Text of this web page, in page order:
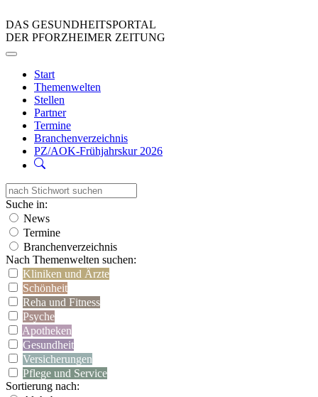
DAS GESUNDHEITSPORTAL
DER PFORZHEIMER ZEITUNG
Start
Themenwelten
Stellen
Partner
Termine
Branchenverzeichnis
PZ/AOK-Frühjahrskur 2026
Suche in:
News
Termine
Branchenverzeichnis
Nach Themenwelten suchen:
Kliniken und Ärzte
Schönheit
Reha und Fitness
Psyche
Apotheken
Gesundheit
Versicherungen
Pflege und Service
Sortierung nach: